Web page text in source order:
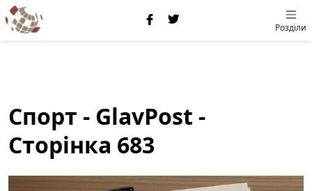
Розділи
Спорт - GlavPost -
Сторінка 683